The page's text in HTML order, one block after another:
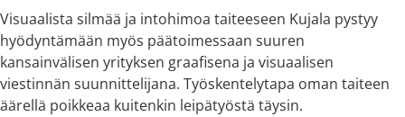
Visuaalista silmää ja intohimoa taiteeseen Kujala pystyy
hyödyntämään myös päätoimessaan suuren
kansainvälisen yrityksen graafisena ja visuaalisen
viestinnän suunnittelijana. Työskentelytapa oman taiteen
äärellä poikkeaa kuitenkin leipätyöstä täysin.